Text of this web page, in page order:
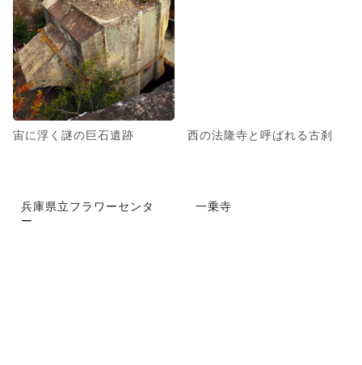
宙に浮く謎の巨石遺跡 西の法隆寺と呼ばれる古刹
兵庫県立フラワーセンタ
ー
一乗寺